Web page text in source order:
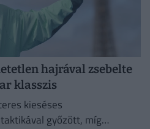
hajrával zsebelte
klasszis
kieséses
győzött, míg